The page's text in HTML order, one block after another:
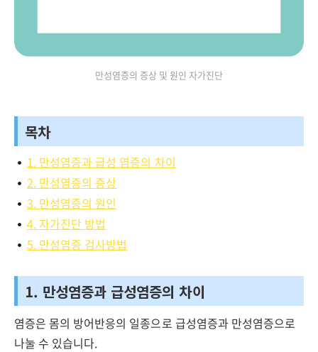
만성염증의 증상 및 원인 자가진단
목차
1. 만성염증과 급성 염증의 차이
2. 만성염증의 증상
3. 만성염증의 원인
4. 자가진단 방법
5. 만성염증 검사방법
1. 만성염증과 급성염증의 차이
염증은 몸의 방어반응의 일종으로 급성염증과 만성염증으로
나눌 수 있습니다.